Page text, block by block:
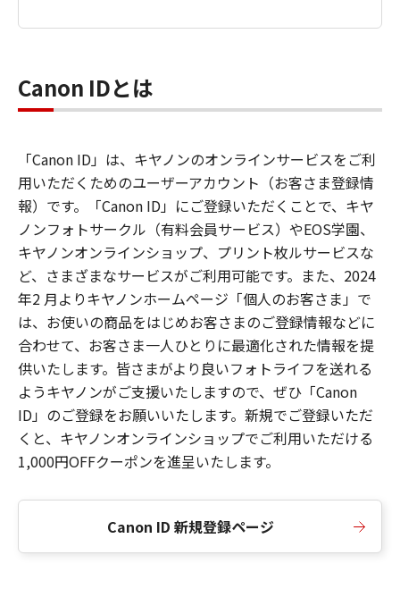
Canon IDとは
「Canon ID」は、キヤノンのオンラインサービスをご利
用いただくためのユーザーアカウント（お客さま登録情
報）です。「Canon ID」にご登録いただくことで、キヤ
ノンフォトサークル（有料会員サービス）やEOS学園、
キヤノンオンラインショップ、プリント枚ルサービスな
ど、さまざまなサービスがご利用可能です。また、2024
年2 月よりキヤノンホームページ「個人のお客さま」で
は、お使いの商品をはじめお客さまのご登録情報などに
合わせて、お客さま一人ひとりに最適化された情報を提
供いたします。皆さまがより良いフォトライフを送れる
ようキヤノンがご支援いたしますので、ぜひ「Canon
ID」のご登録をお願いいたします。新規でご登録いただ
くと、キヤノンオンラインショップでご利用いただける
1,000円OFFクーポンを進呈いたします。
Canon ID 新規登録ページ